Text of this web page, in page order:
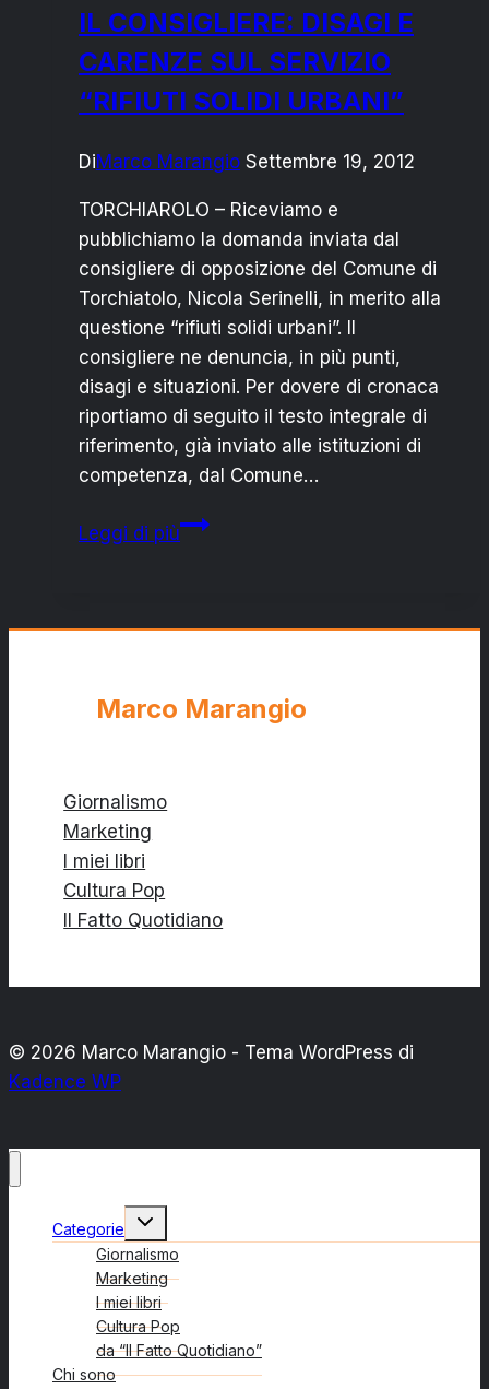
una
volta
Per
IL CONSIGLIERE: DISAGI E
CARENZE SUL SERVIZIO
“RIFIUTI SOLIDI URBANI”
DiMarco Marangio Settembre 19, 2012
TORCHIAROLO – Riceviamo e
pubblichiamo la domanda inviata dal
consigliere di opposizione del Comune di
Torchiatolo, Nicola Serinelli, in merito alla
questione “rifiuti solidi urbani”. Il
consigliere ne denuncia, in più punti,
disagi e situazioni. Per dovere di cronaca
riportiamo di seguito il testo integrale di
riferimento, già inviato alle istituzioni di
competenza, dal Comune…
Leggi di piùIL
SERVIZIO
Marco Marangio
Giornalismo
Marketing
I miei libri
Cultura Pop
Il Fatto Quotidiano
© 2026 Marco Marangio - Tema WordPress di
Kadence WP
Categorie
Alterna
figlio
Giornalismo
Marketing
I miei libri
Cultura Pop
da “Il Fatto Quotidiano”
Chi sono